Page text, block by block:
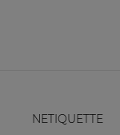
NETIQUETTE